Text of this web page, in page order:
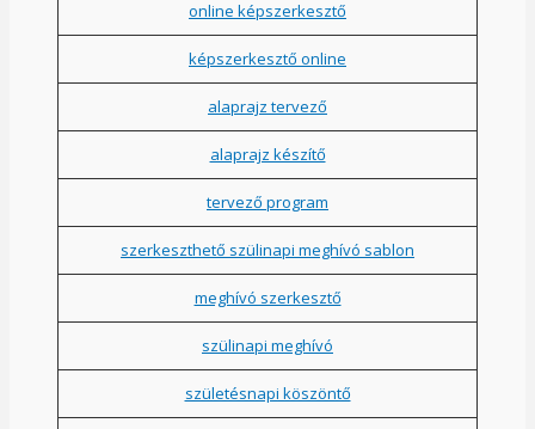
online képszerkesztő
képszerkesztő online
alaprajz tervező
alaprajz készítő
tervező program
szerkeszthető szülinapi meghívó sablon
meghívó szerkesztő
szülinapi meghívó
születésnapi köszöntő